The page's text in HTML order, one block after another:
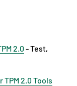
2.0 - Test,
2.0 Tools